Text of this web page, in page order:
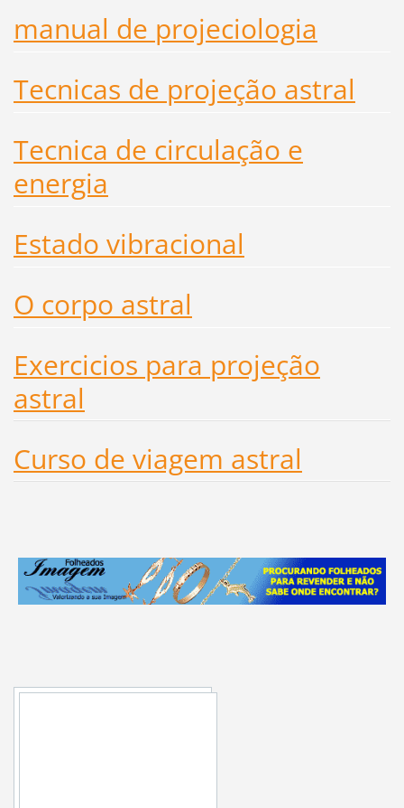
manual de projeciologia
Tecnicas de projeção astral
Tecnica de circulação e
energia
Estado vibracional
O corpo astral
Exercicios para projeção
astral
Curso de viagem astral